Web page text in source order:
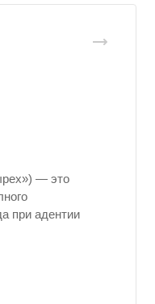
— это
при адентии